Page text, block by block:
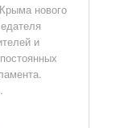
нового
и